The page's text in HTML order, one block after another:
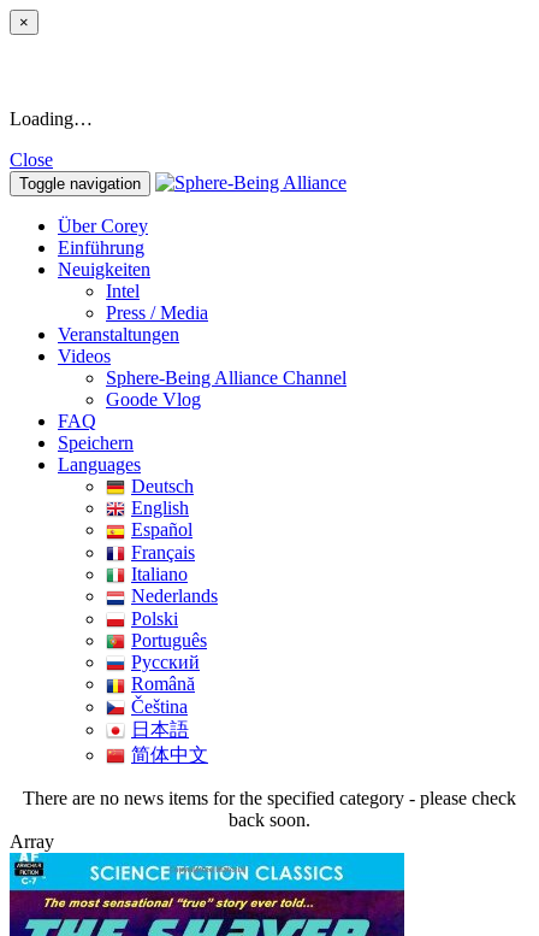
×
Loading…
Close
Toggle navigation
Über Corey
Einführung
Neuigkeiten
Intel
Press / Media
Veranstaltungen
Videos
Sphere-Being Alliance Channel
Goode Vlog
FAQ
Speichern
Languages
Deutsch
English
Español
Français
Italiano
Nederlands
Polski
Português
Pусский
Română
Čeština
日本語
简体中文
There are no news items for the specified category - please check
back soon.
Array